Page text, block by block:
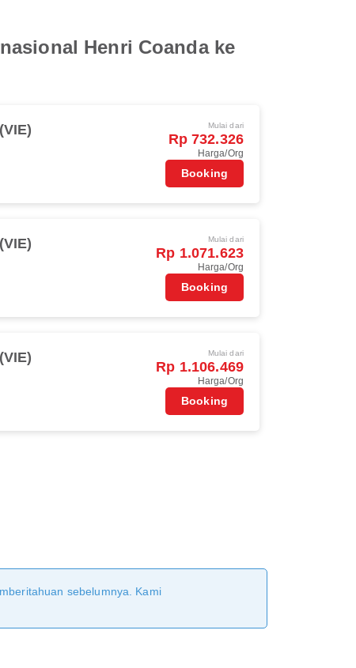
Henri Coanda ke
Mulai dari
Rp 732.326
Harga/Org
Booking
Mulai dari
Rp 1.071.623
Harga/Org
Booking
Mulai dari
Rp 1.106.469
Harga/Org
Booking
sebelumnya. Kami